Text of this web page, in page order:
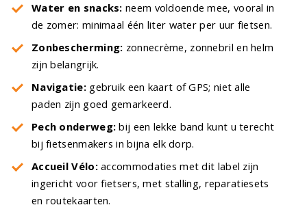
Water en snacks: neem voldoende mee, vooral in
de zomer: minimaal één liter water per uur fietsen.
Zonbescherming: zonnecrème, zonnebril en helm
zijn belangrijk.
Navigatie:gebruik een kaart of GPS; niet alle
paden zijn goed gemarkeerd.
Pech onderweg: bij een lekke band kunt u terecht
bij fietsenmakers in bijna elk dorp.
Accueil Vélo:accommodaties met dit label zijn
ingericht voor fietsers, met stalling, reparatiesets
en routekaarten.